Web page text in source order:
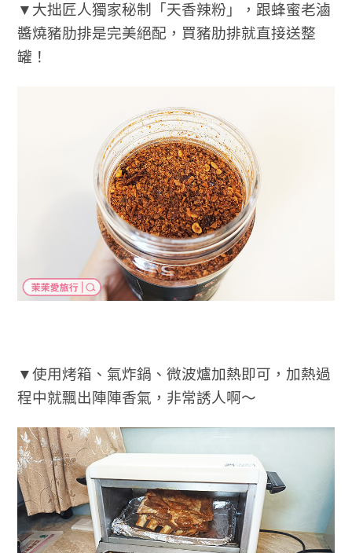
▼大拙匠人獨家秘制「天香辣粉」，跟蜂蜜老滷
醬燒豬肋排是完美絕配，買豬肋排就直接送整
罐！
▼使用烤箱、氣炸鍋、微波爐加熱即可，加熱過
程中就飄出陣陣香氣，非常誘人啊～